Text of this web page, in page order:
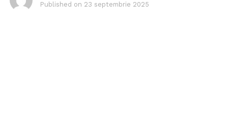
Published on 23 septembrie 2025